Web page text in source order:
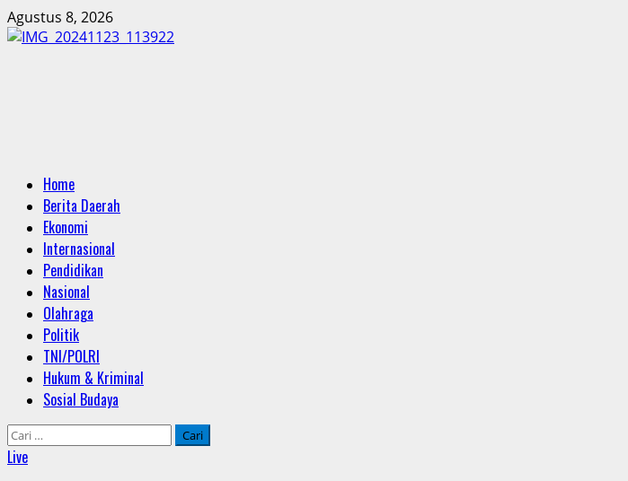
Skip
to
Agustus 8, 2026
Primary
Menu
Home
Berita Daerah
Ekonomi
Internasional
Pendidikan
Nasional
Olahraga
Politik
TNI/POLRI
Hukum & Kriminal
Sosial Budaya
Cari
untuk:
Live